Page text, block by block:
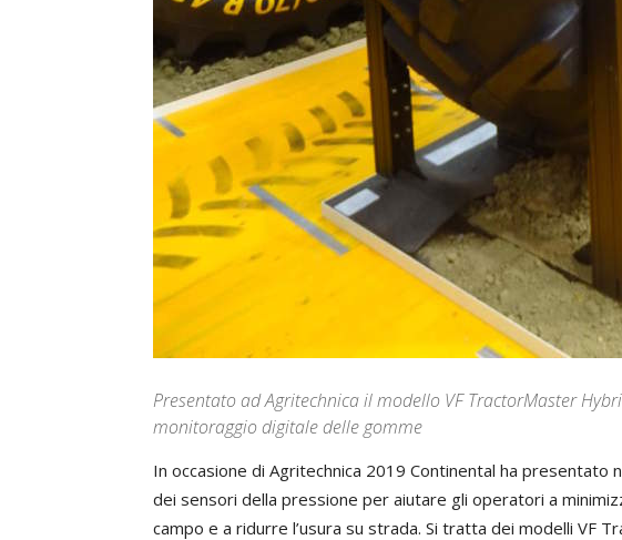
Presentato ad Agritechnica il modello VF TractorMaster
monitoraggio digitale delle gomme
In occasione di Agritechnica 2019 Continental ha presentato
dei sensori della pressione per aiutare gli operatori a
campo e a ridurre l’usura su strada. Si tratta dei modelli VF